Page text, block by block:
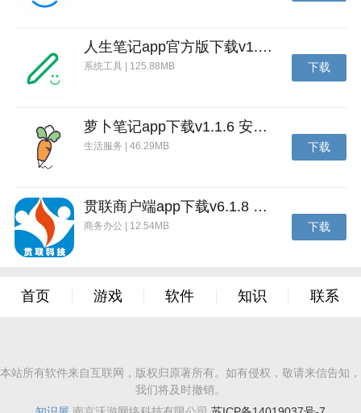
人生笔记app官方版下载v1.19.4 安卓版
系统工具 | 125.88MB 下载
萝卜笔记app下载v1.1.6 安卓版
生活服务 | 46.29MB 下载
贯联商户端app下载v6.1.8 安卓版
商务办公 | 12.54MB 下载
首页 游戏 软件 知识 联系
本站所有软件来自互联网，版权归原著所有。如有侵权，敬请来信告知，
我们将及时撤销。